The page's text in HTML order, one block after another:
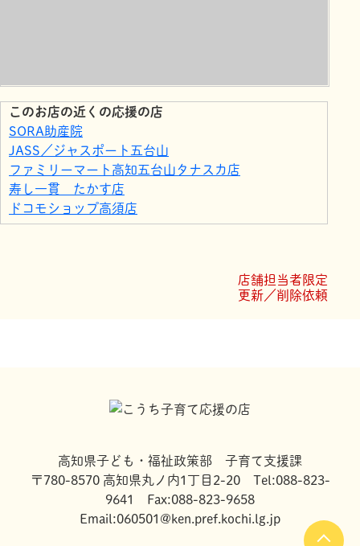
このお店の近くの応援の店
SORA助産院
JASS／ジャスポート五台山
ファミリーマート高知五台山タナスカ店
寿し一貫 たかす店
ドコモショップ高須店
眼鏡市場高知高須店
店舗担当者限定
更新／削除依頼
高知県子ども・福祉政策部 子育て支援課
〒780-8570 高知県丸ノ内1丁目2-20 Tel:088-823-
9641 Fax:088-823-9658
Email:060501@ken.pref.kochi.lg.jp